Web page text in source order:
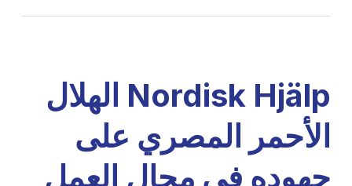
Nordisk Hjälp الهلال
الأحمر المصري على
جهوده في مجال العمل